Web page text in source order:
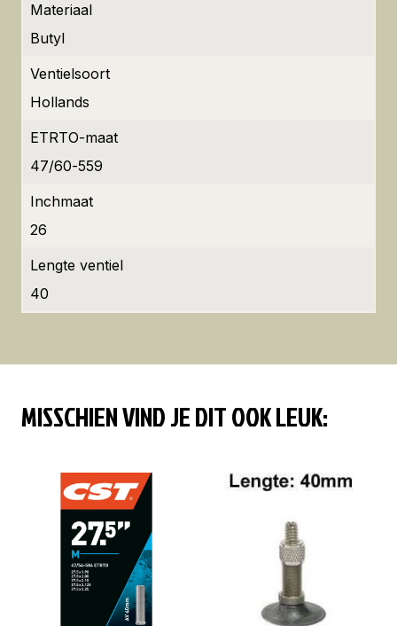
Materiaal
Butyl
Ventielsoort
Hollands
ETRTO-maat
47/60-559
Inchmaat
26
Lengte ventiel
40
MISSCHIEN VIND JE DIT OOK LEUK: